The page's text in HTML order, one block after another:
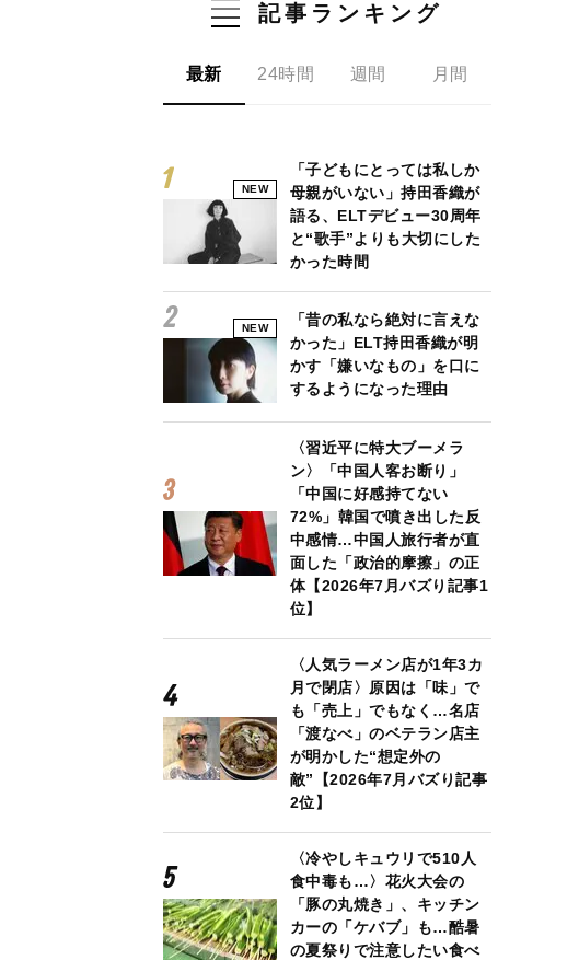
記事ランキング
最新 24時間 週間 月間
NEW
「子どもにとっては私しか
母親がいない」持田香織が
語る、ELTデビュー30周年
と“歌手”よりも大切にした
かった時間
NEW
「昔の私なら絶対に言えな
かった」ELT持田香織が明
かす「嫌いなもの」を口に
するようになった理由
〈習近平に特大ブーメラ
ン〉「中国人客お断り」
「中国に好感持てない
72%」韓国で噴き出した反
中感情…中国人旅行者が直
面した「政治的摩擦」の正
体【2026年7月バズり記事1
位】
〈人気ラーメン店が1年3カ
月で閉店〉原因は「味」で
も「売上」でもなく…名店
「渡なべ」のベテラン店主
が明かした“想定外の
敵”【2026年7月バズり記事
2位】
〈冷やしキュウリで510人
食中毒も…〉花火大会の
「豚の丸焼き」、キッチン
カーの「ケバブ」も…酷暑
の夏祭りで注意したい食べ